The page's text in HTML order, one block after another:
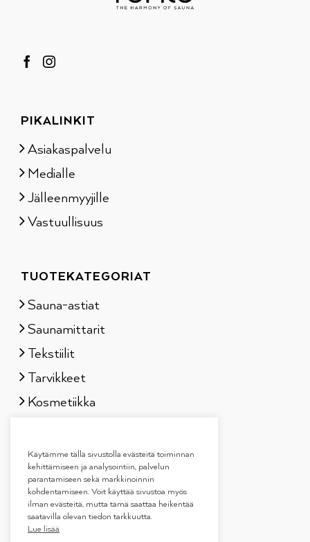
PIKALINKIT
Asiakaspalvelu
Medialle
Jälleenmyyjille
Vastuullisuus
TUOTEKATEGORIAT
Sauna-astiat
Saunamittarit
Tekstiilit
Tarvikkeet
Kosmetiikka
Lahjapakkaukset
Käytämme tällä sivustolla evästeitä toiminnan
kehittämiseen ja analysointiin, palvelun
parantamiseen sekä markkinoinnin
kohdentamiseen. Voit käyttää sivustoa myös
ilman evästeitä, mutta tämä saattaa heikentää
saatavilla olevan tiedon tarkkuutta.
Lue lisää